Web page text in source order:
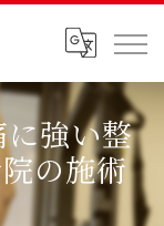
強い整
の施術